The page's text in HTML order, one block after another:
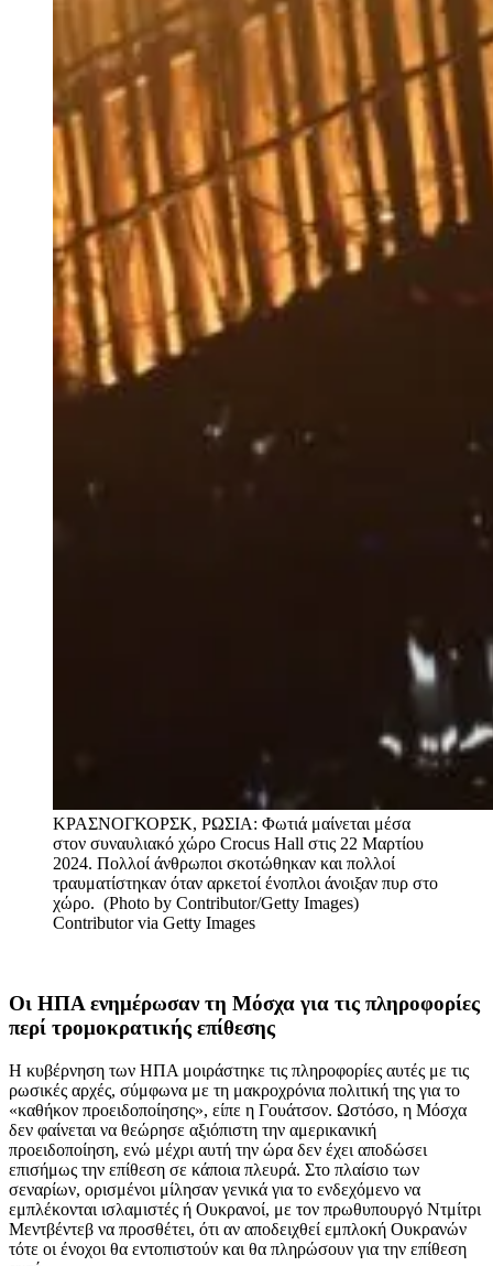
ΚΡΑΣΝΟΓΚΟΡΣΚ, ΡΩΣΙΑ: Φωτιά μαίνεται μέσα
στον συναυλιακό χώρο Crocus Hall στις 22 Μαρτίου
2024. Πολλοί άνθρωποι σκοτώθηκαν και πολλοί
τραυματίστηκαν όταν αρκετοί ένοπλοι άνοιξαν πυρ στο
χώρο. (Photo by Contributor/Getty Images)
Contributor via Getty Images
Οι ΗΠΑ ενημέρωσαν τη Μόσχα για τις πληροφορίες
περί τρομοκρατικής επίθεσης
Η κυβέρνηση των ΗΠΑ μοιράστηκε τις πληροφορίες αυτές με τις
ρωσικές αρχές, σύμφωνα με τη μακροχρόνια πολιτική της για το
«καθήκον προειδοποίησης», είπε η Γουάτσον. Ωστόσο, η Μόσχα
δεν φαίνεται να θεώρησε αξιόπιστη την αμερικανική
προειδοποίηση, ενώ μέχρι αυτή την ώρα δεν έχει αποδώσει
επισήμως την επίθεση σε κάποια πλευρά. Στο πλαίσιο των
σεναρίων, ορισμένοι μίλησαν γενικά για το ενδεχόμενο να
εμπλέκονται ισλαμιστές ή Ουκρανοί, με τον πρωθυπουργό Ντμίτρι
Μεντβέντεβ να προσθέτει, ότι αν αποδειχθεί εμπλοκή Ουκρανών
τότε οι ένοχοι θα εντοπιστούν και θα πληρώσουν για την επίθεση